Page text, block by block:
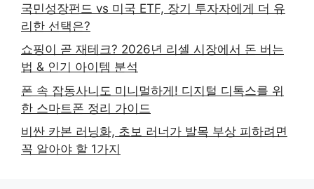
국민성장펀드 vs 미국 ETF, 장기 투자자에게 더 유
리한 선택은?
쇼핑이 곧 재테크? 2026년 리셀 시장에서 돈 버는
법 & 인기 아이템 분석
폰 속 잡동사니도 미니멀하게! 디지털 디톡스를 위
한 스마트폰 정리 가이드
비싼 카본 러닝화, 초보 러너가 발목 부상 피하려면
꼭 알아야 할 1가지